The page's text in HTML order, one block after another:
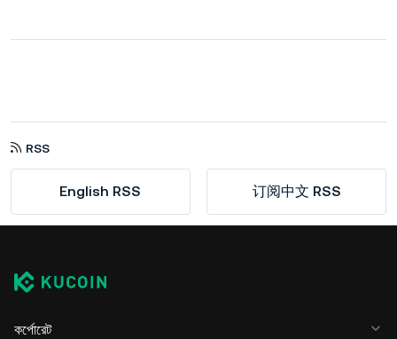
RSS
English RSS 订阅中文 RSS
কর্পোরেট